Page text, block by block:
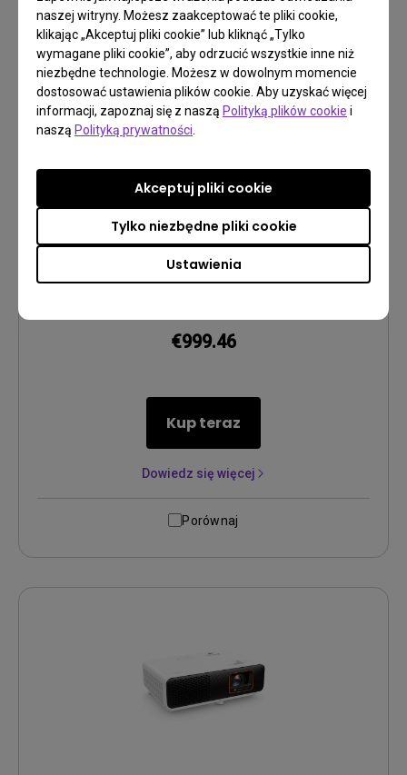
naszej witryny. Możesz zaakceptować te pliki cookie,
klikając „Akceptuj pliki cookie” lub kliknąć „Tylko
wymagane pliki cookie”, aby odrzucić wszystkie inne niż
niezbędne technologie. Możesz w dowolnym momencie
dostosować ustawienia plików cookie. Aby uzyskać więcej
informacji, zapoznaj się z naszą Polityką plików cookie i
naszą Polityką prywatności
Ustawienia
Tylko niezbędne pliki cookie
Akceptuj pliki cookie
GP520 | Projektor Kina domowego 4K 2600
4K UHD (3840×2160) 2000~2999lm
Inteligentne Dostosowanie do Środowiska:
Automatyczny Tryb Kinowy dostarcza doskonałych
wizualizacji, dostosowując się do każdego środowiska
bez konieczności zmiany przestrzeni.
Bezproblemowa Instalacja gdziekolwiek: Elastyczna
instalacja pod różnymi kątami i inteligentne
Wszechstronna Rozrywka dla Rodziny: Ciesz się
€999.46
Kup teraz
Dowiedz się więcej
Porównaj